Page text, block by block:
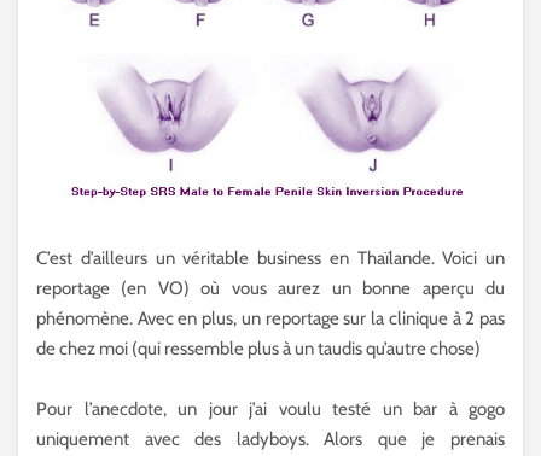
C’est d’ailleurs un véritable business en Thaïlande. Voici un
reportage (en VO) où vous aurez un bonne aperçu du
phénomène. Avec en plus, un reportage sur la clinique à 2 pas
de chez moi (qui ressemble plus à un taudis qu’autre chose)
Pour l’anecdote, un jour j’ai voulu testé un bar à gogo
uniquement avec des ladyboys. Alors que je prenais